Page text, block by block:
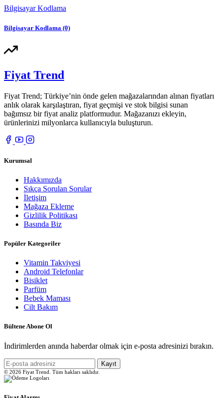
Bilgisayar Kodlama
Bilgisayar Kodlama (0)
Fiyat Trend
Fiyat Trend; Türkiye’nin önde gelen mağazalarından alınan fiyatları
anlık olarak karşılaştıran, fiyat geçmişi ve stok bilgisi sunan
bağımsız bir fiyat analiz platformudur. Mağazanızı ekleyin,
ürünlerinizi milyonlarca kullanıcıyla buluşturun.
Kurumsal
Hakkımızda
Sıkça Sorulan Sorular
İletişim
Mağaza Ekleme
Gizlilik Politikası
Basında Biz
Popüler Kategoriler
Vitamin Takviyesi
Android Telefonlar
Bisiklet
Parfüm
Bebek Maması
Cilt Bakım
Bültene Abone Ol
İndirimlerden anında haberdar olmak için e-posta adresinizi bırakın.
Kayıt
© 2026 Fiyat Trend. Tüm hakları saklıdır.